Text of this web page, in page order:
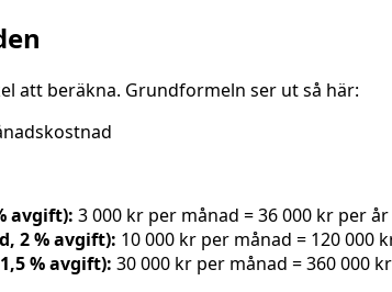
att beräkna. Grundformeln ser ut så här:
avgift): 3 000 kr per månad = 36 000 kr per år
2 % avgift): 10 000 kr per månad = 120 000
% avgift): 30 000 kr per månad = 360 000